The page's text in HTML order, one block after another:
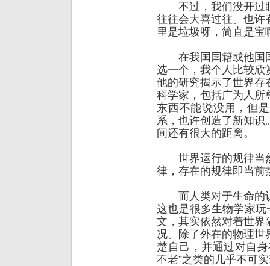
不过，我们没开过
往往会大喜过往。也许
里是垃圾呀，简直是宝
在我国国籍或他国
选一个，我个人比较欣
他的研究揭示了世界存
科学家，包括广为人所
东西不能说没用，但
系，也许创造了新知
间还有很大的距离。
世界运行的规律当
律，存在的规律即当前
而人类对于生命的
这也是很多生物学家
文，其实依然对着世界
况。除了外在的物理
楚自己，并通过对自
不老”之类的几乎不可